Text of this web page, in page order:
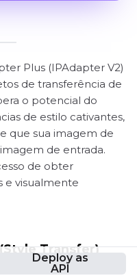
Deploy as
API
Plus (IPAdapter V2)
de transferência de
o potencial do
de estilo cativantes,
que sua imagem de
de entrada.
de obter
e visualmente
Transfer)